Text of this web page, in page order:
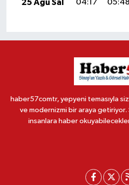
25 Ağu Sal
04:17 05:48
haber57comtr, yepyeni temasıyla
ve modernizmi bir araya getiriyor.
insanlara haber